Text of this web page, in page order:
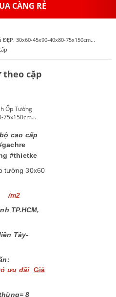
30x60-45x90-40x80-75x150cm...
theo cặp
Ốp Tường
75x150cm...
cao cấp
#thietke
tường 30x60
/m2
TP.HCM,
iền Tây-
ưu đãi Giá
hùng= 8